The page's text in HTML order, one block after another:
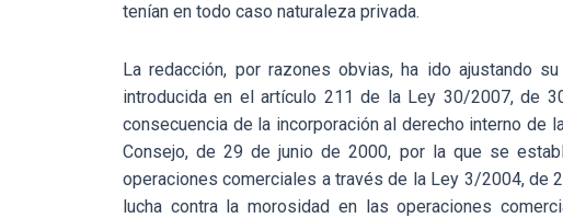
tenían en todo caso naturaleza privada.
La redacción, por razones obvias, ha ido ajustando
introducida en el artículo 211 de la Ley 30/2007, de
consecuencia de la incorporación al derecho interno de
Consejo, de 29 de junio de 2000, por la que se
operaciones comerciales a través de la Ley 3/2004, de
lucha contra la morosidad en las operaciones